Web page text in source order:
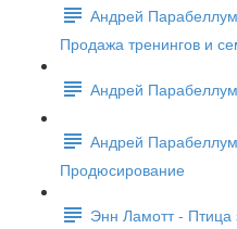
Андрей
Продажа тренингов и
Андрей
Андрей
Продюсирование
Энн Ламотт - Птица